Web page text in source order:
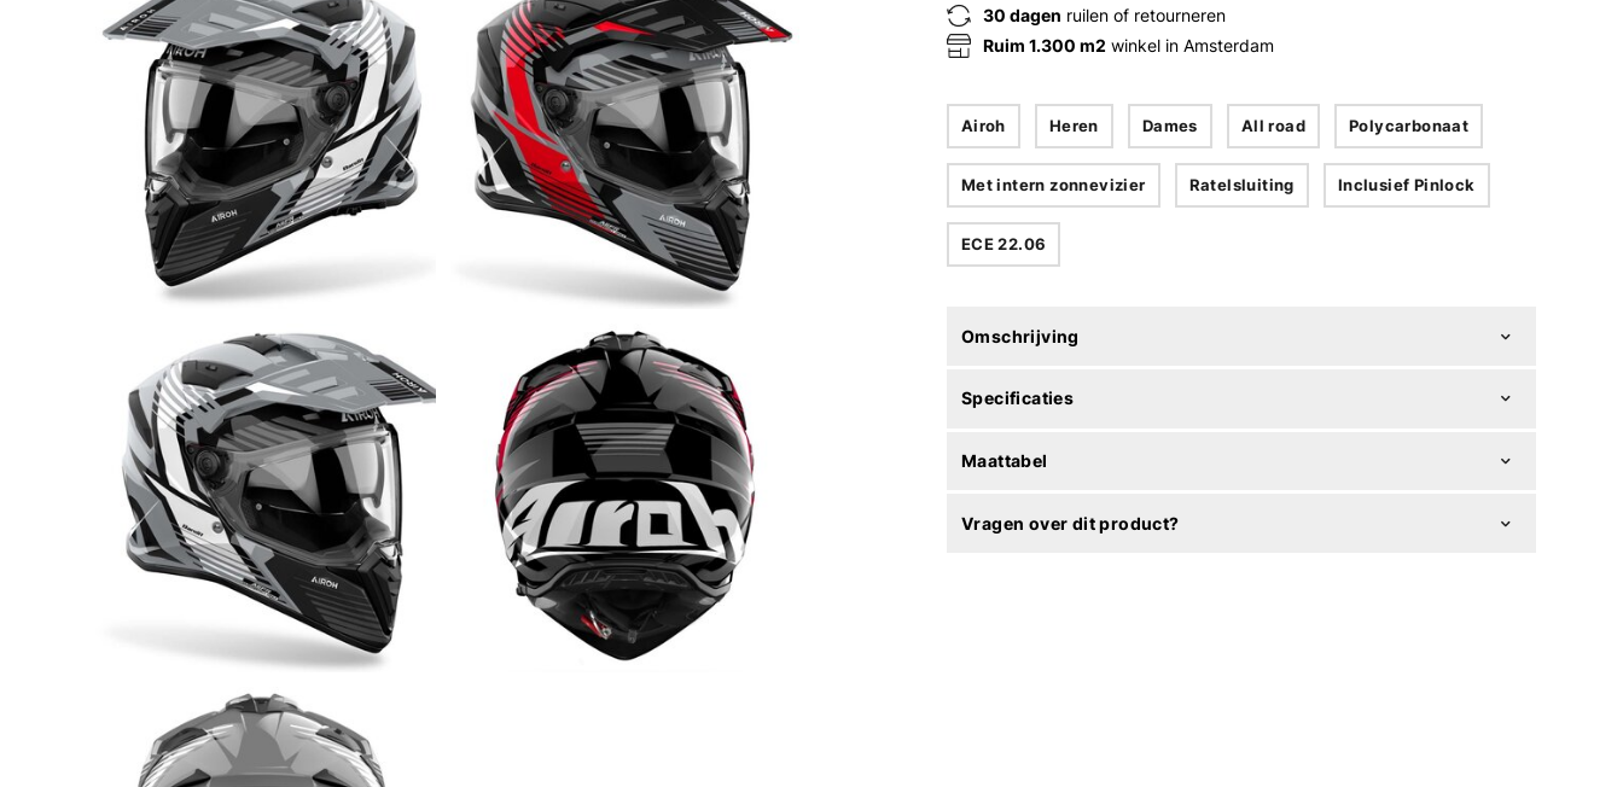
30 dagen ruilen of retourneren
Ruim 1.300 m2 winkel in Amsterdam
Airoh Heren Dames All road Polycarbonaat
Met intern zonnevizier Ratelsluiting Inclusief Pinlock
ECE 22.06
Omschrijving
Specificaties
Maattabel
Vragen over dit product?